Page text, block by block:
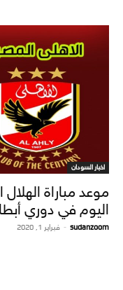
اخبار السودان
موعد مباراة
اليوم في دوري
sudanzoom
- فبراير 1, 2020